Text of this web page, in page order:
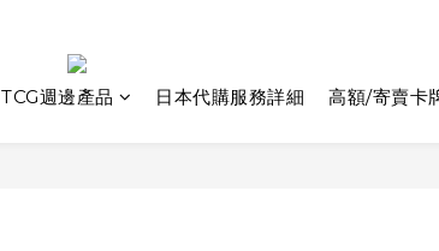
TCG週邊產品 日本代購服務詳細 高額/寄賣卡